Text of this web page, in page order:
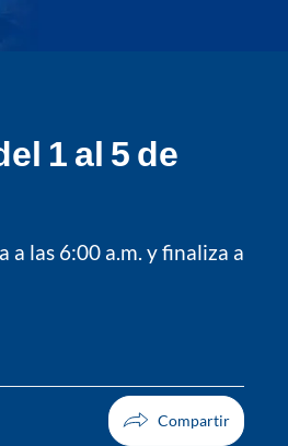
1 al 5 de
las 6:00 a.m. y finaliza a